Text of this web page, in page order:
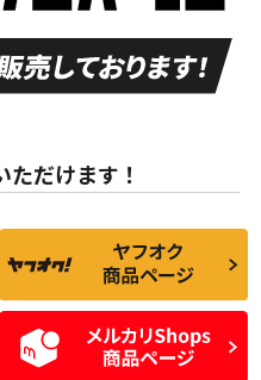
A
走行距離も少なく、
非常に状態の良い中
古品
んどない中古品
C
られるが、使用に問
題のない中古品
D
残り溝も少なく、偏
磨耗がみられ、短期
間使用できるくらい
の中古品
だけます！